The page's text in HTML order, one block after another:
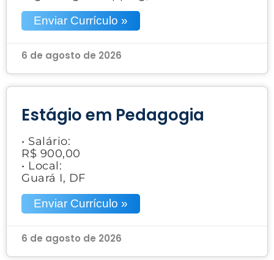
Enviar Currículo »
6 de agosto de 2026
Estágio em Pedagogia
• Salário:
R$ 900,00
• Local:
Guará I, DF
Enviar Currículo »
6 de agosto de 2026